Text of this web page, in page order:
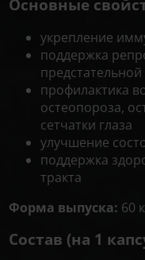
Основные
укрепление
поддержка
профилактика
остеопороза,
сетчатки глаза
улучшение
поддержка
тракта
Форма выпуска: 60
Состав (на 1